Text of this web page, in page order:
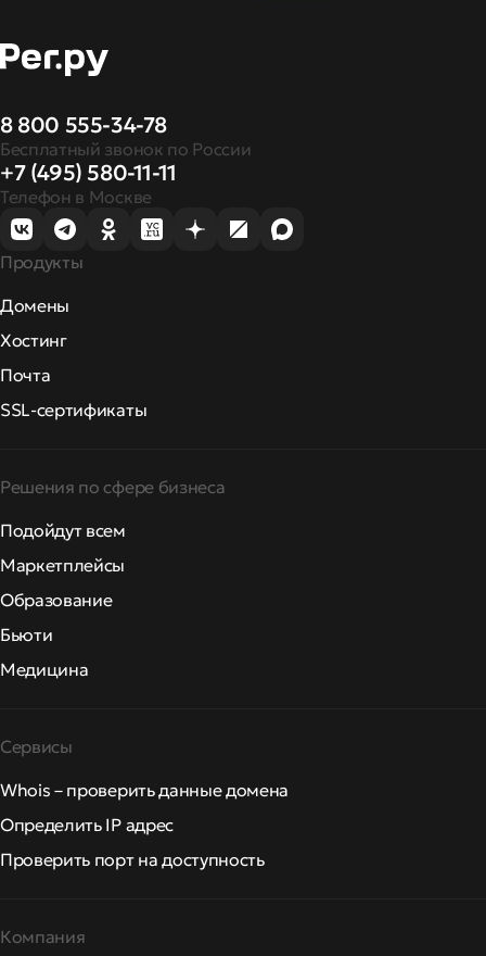
8 800 555-34-78
Бесплатный звонок по России
+7 (495) 580-11-11
Телефон в Москве
Продукты
Домены
Хостинг
Почта
SSL-сертификаты
Решения по сфере бизнеса
Подойдут всем
Маркетплейсы
Образование
Бьюти
Медицина
Сервисы
Whois – проверить данные домена
Определить IP адрес
Проверить порт на доступность
Компания